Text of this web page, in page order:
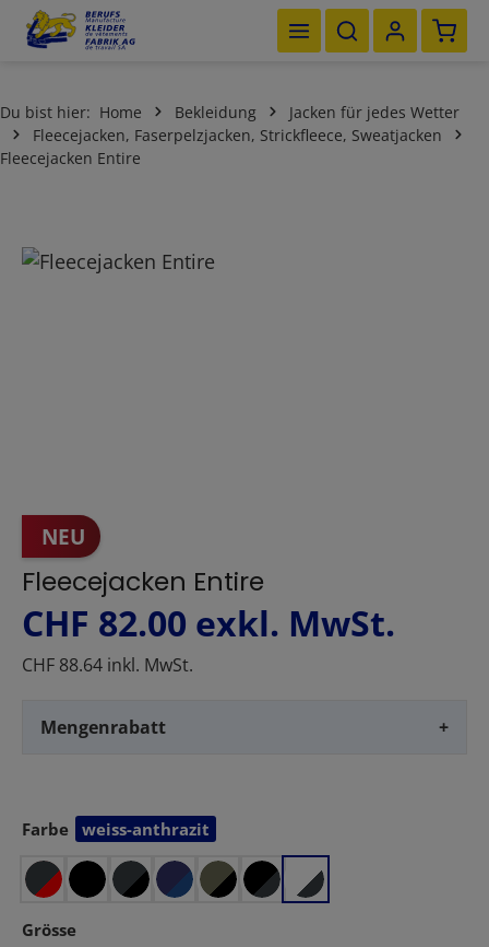
Zum Hauptinhalt springen
Du bist hier: Home Bekleidung
Jacken für jedes Wetter
Fleecejacken, Faserpelzjacken, Strickfleece, Sweatjacken
Fleecejacken Entire
Bildergalerie überspringen
NEU
Fleecejacken Entire
CHF 82.00 exkl. MwSt.
CHF 88.64 inkl. MwSt.
Mengenrabatt +
Farbe
auswählenweiss-anthrazit
Grösse